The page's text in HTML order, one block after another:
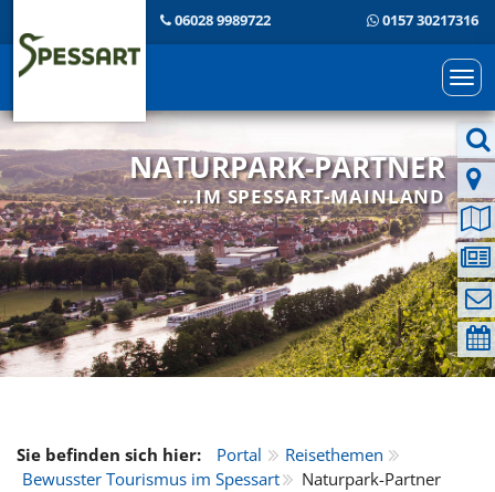
06028 9989722 0157 30217316
NATURPARK-PARTNER
...IM SPESSART-MAINLAND
Sie befinden sich hier: Portal
Reisethemen
Bewusster Tourismus im Spessart
Naturpark-Partner